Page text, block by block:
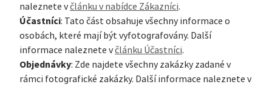
naleznete včlánku v nabídce Zákazníci.
Účastníci: Tato část obsahuje všechny informace o
osobách, které mají být vyfotografovány. Další
informace naleznete včlánku Účastníci.
Objednávky: Zde najdete všechny zakázky zadané v
rámci fotografické zakázky. Další informace naleznete v